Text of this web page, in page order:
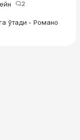
2
ўтади - Романо